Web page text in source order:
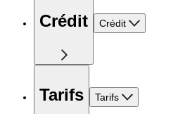
Crédit Crédit
Tarifs Tarifs